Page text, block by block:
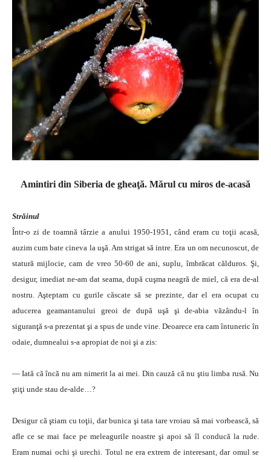
Amintiri din Siberia de gheaţă. Mărul cu miros de-acasă
Străinul
Într-o zi de toamnă târzie a anului 1950-1951, când eram cu toţii acasă,
auzim cum bate cineva la uşă. Am strigat să intre. Era un om necunoscut, de
statură mijlocie, cam de vreo 50-60 de ani, suplu, îmbrăcat călduros. Şi,
desigur, imediat ne-am dat seama, după cuşma neagră de miel, că era de-al
nostru. Aşteptam cu gurile căscate să se prezinte, dar el era ocupat cu
aducerea geamantanului greoi de după uşă şi de-abia văzându-l în
siguranţă s-a prezentat şi a spus de unde vine. Deoarece era cam întuneric în
odaie, dumnealui s-a apropiat de noi şi a zis:
— Iată că încă nu am nimerit la ai mei. Din cauză că nu ştiu limba rusă. Nu
ştiţi unde stau de-alde…?
Desigur că ştiam cu toţii, dar bunica şi tata tare vroiau să mai vorbească, să
afle ce se mai face pe meleagurile noastre şi apoi să îl conducă la rude.
Eram numai ochi şi urechi. Totul ne era extrem de interesant, dar omul se